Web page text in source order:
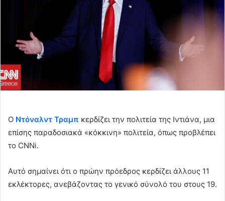
Ο Ντόναλντ Τραμπ κερδίζει την πολιτεία της Ιντιάνα, μια
επίσης παραδοσιακά «κόκκινη» πολιτεία, όπως προβλέπει
το CNNi.
Αυτό σημαίνει ότι ο πρώην πρόεδρος κερδίζει άλλους 11
εκλέκτορες, ανεβάζοντας το γενικό σύνολό του στους 19.